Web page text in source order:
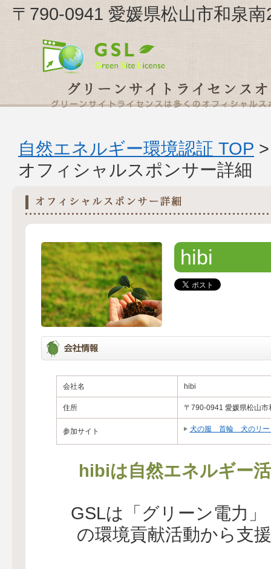
〒790-0941 愛媛県松山市和泉
自然エネルギー環境認証 TOP
オフィシャルスポンサー詳細
hibi
会社名 hibi
住所 〒790-0941 愛媛県松山
参加サイト 犬の服 首輪 犬のリー
hibiは自然エネルギー
GSLは「グリーン電力
の環境貢献活動から支